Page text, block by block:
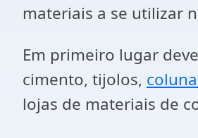
materiais a se utilizar
Em primeiro lugar
cimento, tijolos,
lojas de materiais de